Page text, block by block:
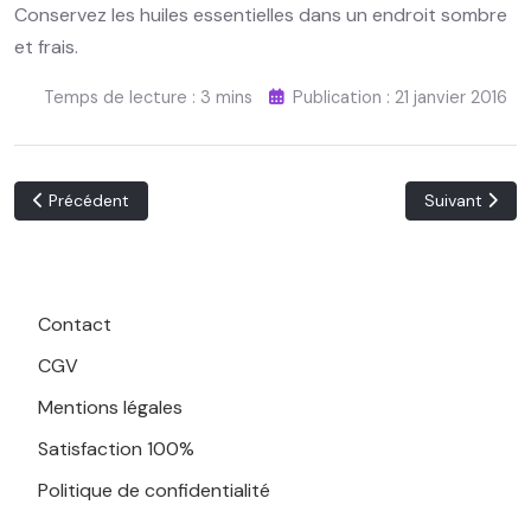
Conservez les huiles essentielles dans un endroit sombre
et frais.
Temps de lecture : 3 mins Publication : 21 janvier 2016
Article précédent : Sentir pour se connaitre - partie 2
Précédent Article
Suivant
Contact
CGV
Mentions légales
Satisfaction 100%
Politique de confidentialité